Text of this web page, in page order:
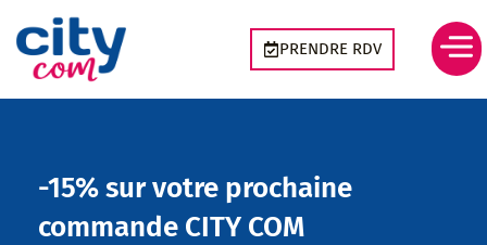
contenu
PRENDRE RDV
-15% sur votre prochaine
commande CITY COM
Panneau de gestion des cookies